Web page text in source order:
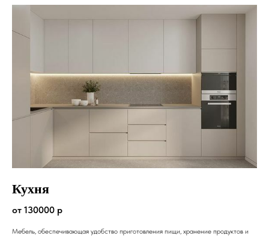
Кухня
от 130000 р
Мебель, обеспечивающая удобство приготовления пищи, хранение продуктов и